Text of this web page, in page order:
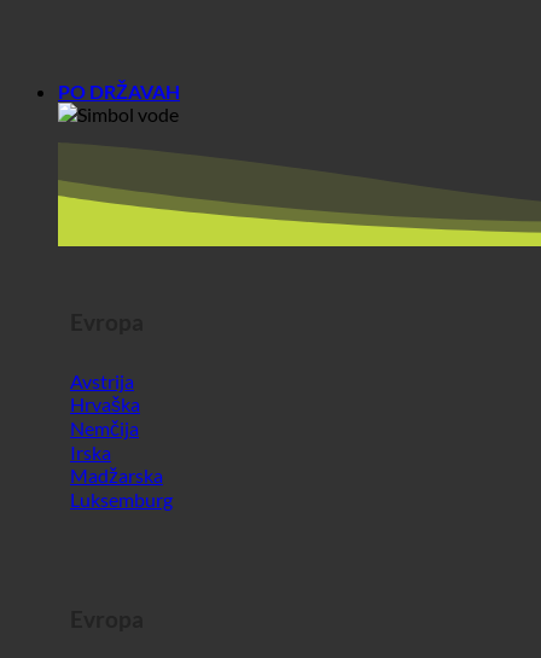
PO DRŽAVAH
Avstrija
Hrvaška
Nemčija
Irska
Madžarska
Luksemburg